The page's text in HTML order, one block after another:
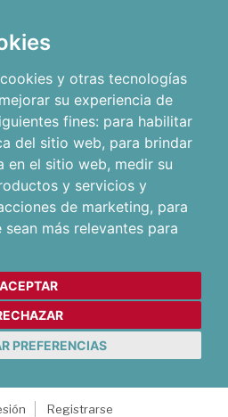
y otras tecnologías
su experiencia de
fines: para habilitar
del sitio web, para brindar
en el sitio web, medir su
y servicios y
de marketing, para
más relevantes para
ACEPTAR
PREFERENCIAS
Registrarse